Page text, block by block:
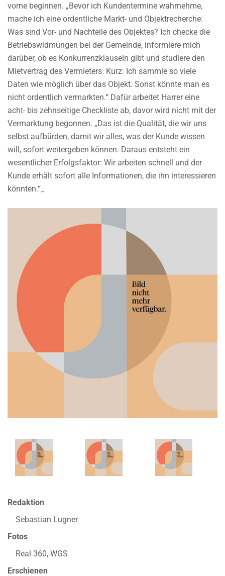
vorne beginnen. „Bevor ich Kundentermine wahrnehme,
mache ich eine ordentliche Markt- und Objektrecherche:
Was sind Vor- und Nachteile des Objektes? Ich checke die
Betriebswidmungen bei der Gemeinde, informiere mich
darüber, ob es Konkurrenzklauseln gibt und studiere den
Mietvertrag des Vermieters. Kurz: Ich sammle so viele
Daten wie möglich über das Objekt. Sonst könnte man es
nicht ordentlich vermarkten.“ Dafür arbeitet Harrer eine
acht- bis zehnseitige Checkliste ab, davor wird nicht mit der
Vermarktung begonnen. „Das ist die Qualität, die wir uns
selbst aufbürden, damit wir alles, was der Kunde wissen
will, sofort weitergeben können. Daraus entsteht ein
wesentlicher Erfolgsfaktor: Wir arbeiten schnell und der
Kunde erhält sofort alle Informationen, die ihn interessieren
könnten.“_
Redaktion
Sebastian Lugner
Fotos
Real 360, WGS
Erschienen